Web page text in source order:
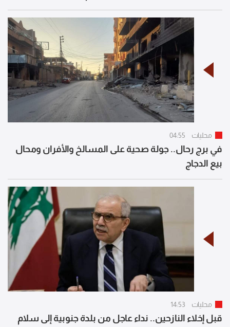
محليات 04:55
في برج رحال.. جولة صحية على المسالخ والأفران ومحال
بيع الدجاج
محليات 14:53
قبل إخلاء النازحين.. نداء عاجل من بلدة جنوبية إلى سلام